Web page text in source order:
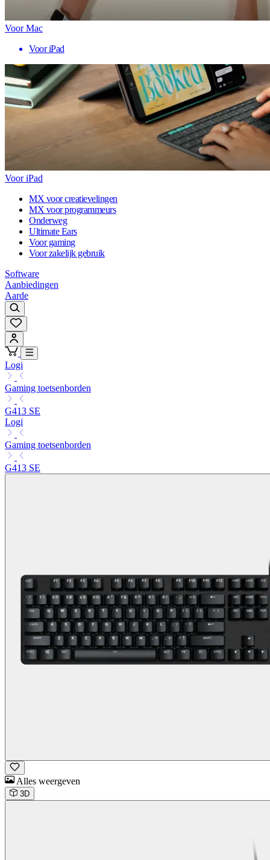
Voor Mac
Voor iPad
Voor iPad
MX voor creatievelingen
MX voor programmeurs
Onderweg
Ultimate Ears
Voor gaming
Voor zakelijk gebruik
Software
Aanbiedingen
Aarde
Logi
Gaming toetsenborden
G413 SE
Logi
Gaming toetsenborden
G413 SE
Alles weergeven
3D